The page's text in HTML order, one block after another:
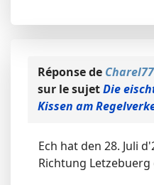
Réponse de
sur le sujetDie
Kissen am
Ech hat den 28. Juli
Richtung Letzebuerg